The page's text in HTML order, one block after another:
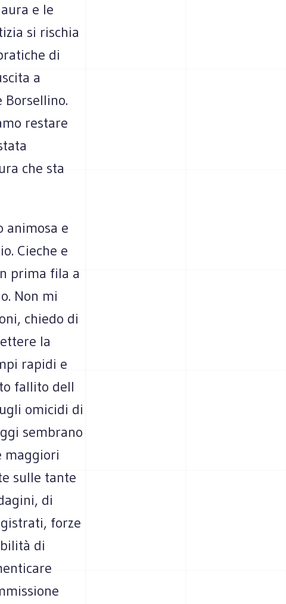
e le
si rischia
di
a
restare
che sta
animosa e
Cieche e
prima fila a
Non mi
chiedo di
la
rapidi e
fallito dell
omicidi di
sembrano
maggiori
sulle tante
di
forze
di